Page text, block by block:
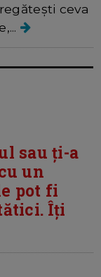
ceva
sau ți-a
un
pot fi
Îți